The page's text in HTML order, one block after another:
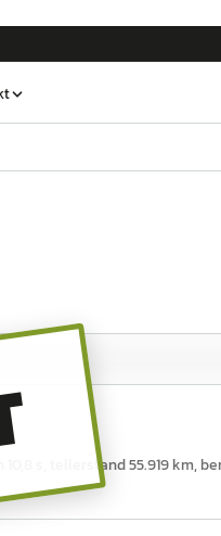
10,8 s, tellerstand 55.919 km,